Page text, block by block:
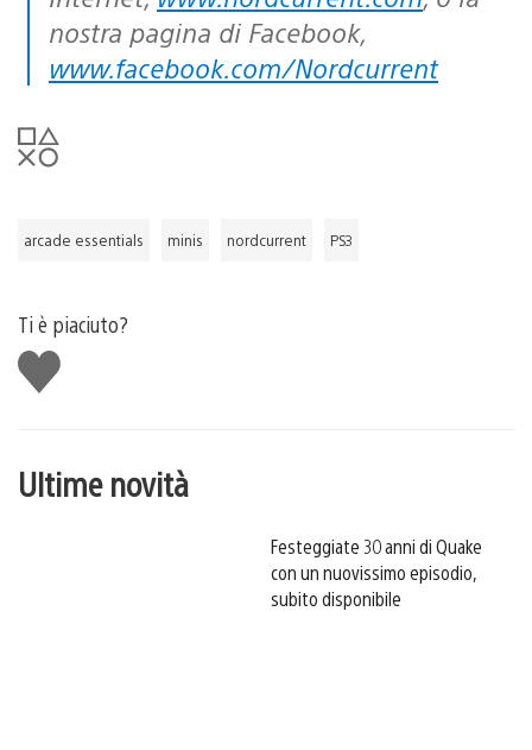
nostra pagina di Facebook,
www.facebook.com/Nordcurrent
arcade essentials minis nordcurrent PS3
Ti è piaciuto?
Mi
piace
Ultime novità
Festeggiate 30 anni di Quake
con un nuovissimo episodio,
subito disponibile